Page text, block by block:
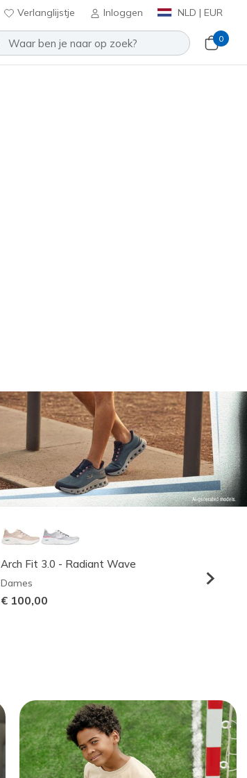
Verlanglijstje Inloggen NLD | EUR
0
Arch Fit 3.0 - Radiant Wave
Dames
€ 100,00
Heren